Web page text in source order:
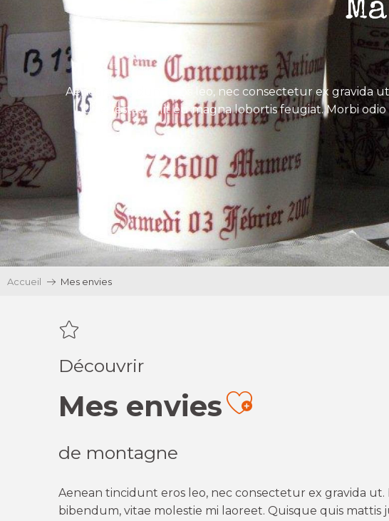
Aenean tincidunt eros leo, nec consectetur ex gravida
Ut egestas velit eu magna lobortis feugiat. Morbi
Accueil Mes envies
Découvrir
Mes enviesAjouter
de montagne
Aenean tincidunt eros leo, nec consectetur ex gravida
bibendum, vitae molestie mi laoreet. Quisque quis mattis